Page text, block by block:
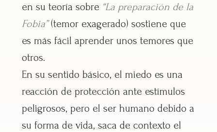
en su teoría sobre “La preparación de la
Fobia”(temor exagerado) sostiene que
es más fácil aprender unos temores que
otros.
En su sentido básico, el miedo es una
reacción de protección ante estímulos
peligrosos, pero el ser humano debido a
su forma de vida, saca de contexto el